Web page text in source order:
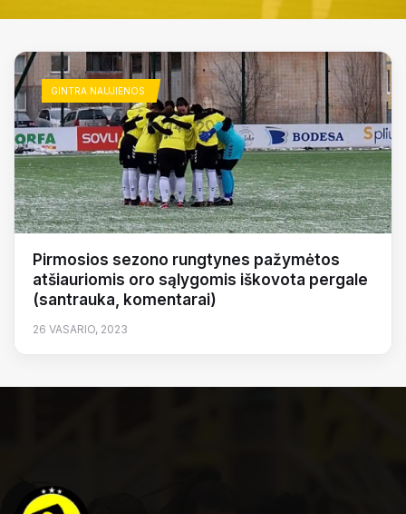
GINTRA NAUJIENOS
Pirmosios sezono rungtynes pažymėtos
atšiauriomis oro sąlygomis iškovota pergale
(santrauka, komentarai)
26 VASARIO, 2023